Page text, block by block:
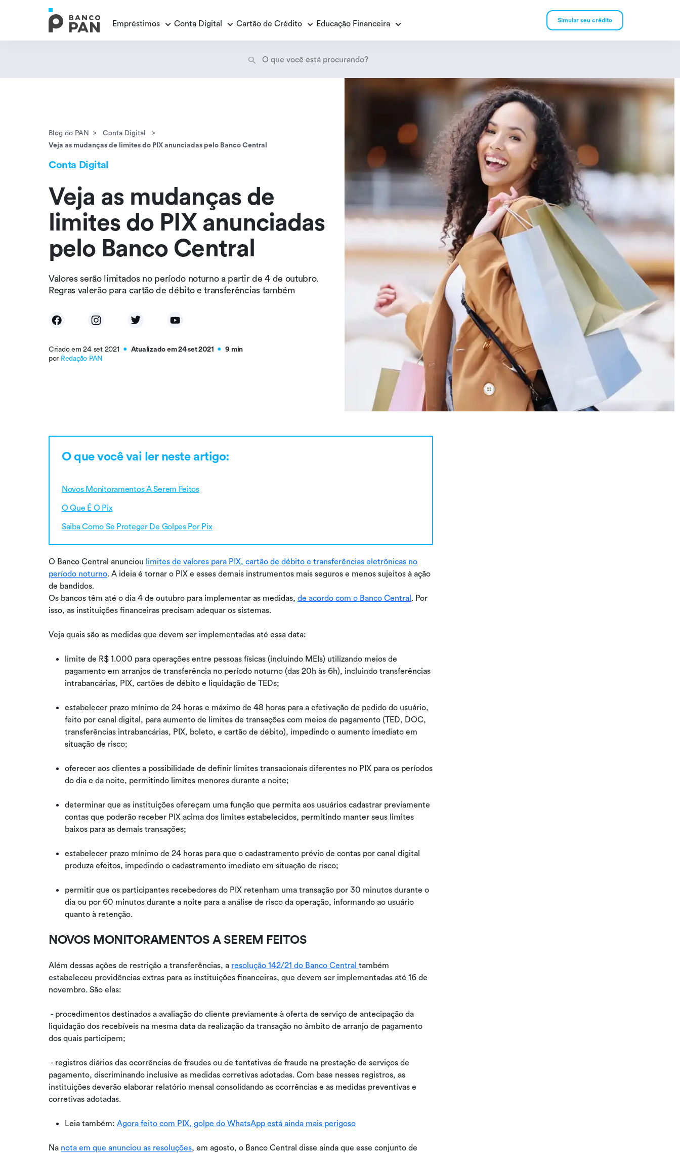
Empréstimos
Empréstimo Consignado
Empréstimo Consignado
Privado
Conta Digital Cartão de Crédito Educação Financeira Simular seu crédito
Blog do PAN
Conta Digital
Veja as mudanças de limites do PIX anunciadas pelo Banco Central
Conta Digital
Veja as mudanças de
limites do PIX anunciadas
pelo Banco Central
Valores serão limitados no período noturno a partir de 4 de outubro.
Regras valerão para cartão de débito e transferências também
Criado em 24 set 2021 ● Atualizado em 24 set 2021 ●
9 min
por Redação PAN
O que você vai ler neste artigo:
Novos Monitoramentos A Serem Feitos
O Que É O Pix
Saiba Como Se Proteger De Golpes Por Pix
O Banco Central anunciou limites de valores para PIX, cartão de débito e transferências eletrônicas no
período noturno. A ideia é tornar o PIX e esses demais instrumentos mais seguros e menos sujeitos à ação
de bandidos.
Os bancos têm até o dia 4 de outubro para implementar as medidas, de acordo com o Banco Central. Por
isso, as instituições financeiras precisam adequar os sistemas.
Veja quais são as medidas que devem ser implementadas até essa data:
limite de R$ 1.000 para operações entre pessoas físicas (incluindo MEIs) utilizando meios de
pagamento em arranjos de transferência no período noturno (das 20h às 6h), incluindo transferências
intrabancárias, PIX, cartões de débito e liquidação de TEDs;
estabelecer prazo mínimo de 24 horas e máximo de 48 horas para a efetivação de pedido do usuário,
feito por canal digital, para aumento de limites de transações com meios de pagamento (TED, DOC,
transferências intrabancárias, PIX, boleto, e cartão de débito), impedindo o aumento imediato em
situação de risco;
oferecer aos clientes a possibilidade de definir limites transacionais diferentes no PIX para os períodos
do dia e da noite, permitindo limites menores durante a noite;
determinar que as instituições ofereçam uma função que permita aos usuários cadastrar previamente
contas que poderão receber PIX acima dos limites estabelecidos, permitindo manter seus limites
baixos para as demais transações;
estabelecer prazo mínimo de 24 horas para que o cadastramento prévio de contas por canal digital
produza efeitos, impedindo o cadastramento imediato em situação de risco;
permitir que os participantes recebedores do PIX retenham uma transação por 30 minutos durante o
dia ou por 60 minutos durante a noite para a análise de risco da operação, informando ao usuário
quanto à retenção.
NOVOS MONITORAMENTOS A SEREM FEITOS
Além dessas ações de restrição a transferências, a resolução 142/21 do Banco Central também
estabeleceu providências extras para as instituições financeiras, que devem ser implementadas até 16 de
novembro. São elas:
- procedimentos destinados a avaliação do cliente previamente à oferta de serviço de antecipação da
liquidação dos recebíveis na mesma data da realização da transação no âmbito de arranjo de pagamento
dos quais participem;
- registros diários das ocorrências de fraudes ou de tentativas de fraude na prestação de serviços de
pagamento, discriminando inclusive as medidas corretivas adotadas. Com base nesses registros, as
instituições deverão elaborar relatório mensal consolidando as ocorrências e as medidas preventivas e
corretivas adotadas.
Leia também: Agora feito com PIX, golpe do WhatsApp está ainda mais perigoso
Na nota em que anunciou as resoluções, em agosto, o Banco Central disse ainda que esse conjunto de